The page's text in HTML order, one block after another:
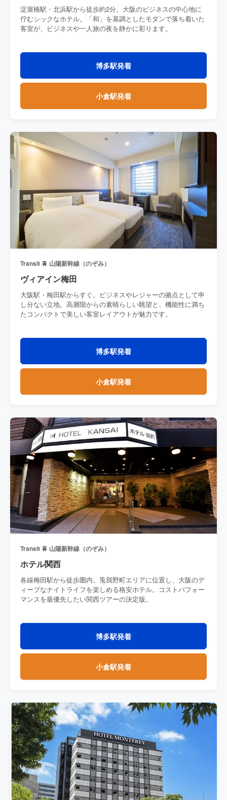
淀屋橋駅・北浜駅から徒歩約2分。大阪のビジネスの中心地に
佇むシックなホテル。「和」を基調としたモダンで落ち着いた
客室が、ビジネスや一人旅の夜を静かに彩ります。
博多駅発着
小倉駅発着
Transit 🚆 山陽新幹線（のぞみ）
ヴィアイン梅田
大阪駅・梅田駅からすぐ。ビジネスやレジャーの拠点として申
し分ない立地。高層階からの素晴らしい眺望と、機能性に満ち
たコンパクトで美しい客室レイアウトが魅力です。
博多駅発着
小倉駅発着
Transit 🚆 山陽新幹線（のぞみ）
ホテル関西
各線梅田駅から徒歩圏内。兎我野町エリアに位置し、大阪のデ
ィープなナイトライフを楽しめる格安ホテル。コストパフォー
マンスを最優先したい関西ツアーの決定版。
博多駅発着
小倉駅発着